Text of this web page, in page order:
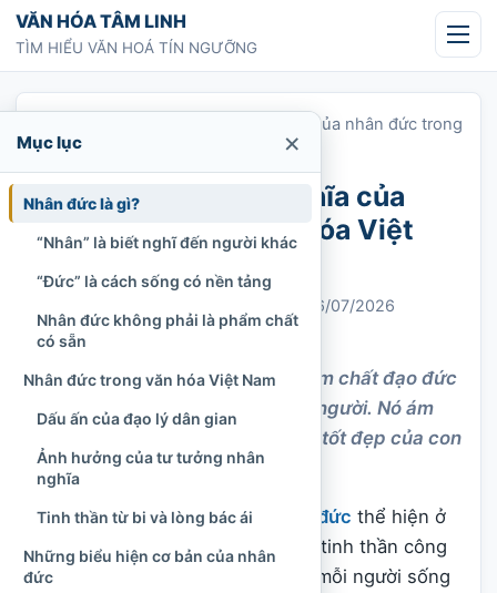
Chuyển tới nội dung
VĂN HÓA TÂM LINH
TÌM HIỂU VĂN HOÁ TÍN NGƯỠNG
Nhân đức là gì? Ý nghĩa của nhân đức trong
văn hóa Việt Nam
Nhân đức là gì? Ý nghĩa của
nhân đức trong văn hóa Việt
Cập nhật: 06/07/2026
Tư liệu
1.134 lượt xem
Nhân đức là khái niệm về phẩm chất đạo đức
và hành vi đúng đắn của con người. Nó ám
chỉ đến những giá trị đạo đức tốt đẹp của con
người.
Nhân đức là một phẩm chất đạo đức thể hiện ở
lòng thương người, sự biết điều, tinh thần công
bằng và trách nhiệm trong cách mỗi người sống
Mục lục ×
Nhân đức là gì?
“Nhân” là biết nghĩ đến người khác
“Đức” là cách sống có nền tảng
Nhân đức không phải là phẩm chất
có sẵn
Nhân đức trong văn hóa Việt Nam
Dấu ấn của đạo lý dân gian
Ảnh hưởng của tư tưởng nhân
nghĩa
Tinh thần từ bi và lòng bác ái
Những biểu hiện cơ bản của nhân
đức